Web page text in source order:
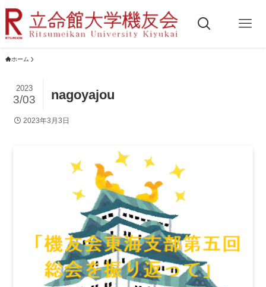
ホーム
nagoyajou
2023
3/03
2023年3月3日